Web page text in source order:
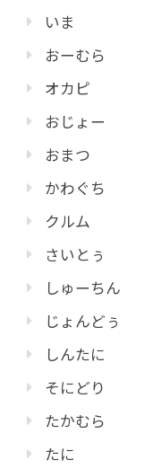
いま
おーむら
オカピ
おじょー
おまつ
かわぐち
クルム
さいとぅ
しゅーちん
じょんどぅ
しんたに
そにどり
たかむら
たに